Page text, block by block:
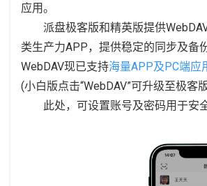
应用。
派盘极客版和精英版提供
类生产力APP，提供稳定的同步及备
WebDAV现已支持海量APP及PC端应
(小白版点击“WebDAV”可升级至极客
此处，可设置账号及密码用于安全